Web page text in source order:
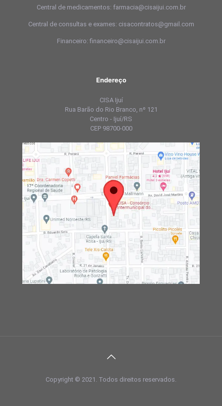
Central de medicamentos: farmacia@cisaijui.com.br
Central de consultas e exames: cisacontratos@gmail.com
Financeiro: financeiro@cisaijui.com.br
Endereço
CISA Ijuí
Rua Barão do Rio Branco, nº 121
Centro - Ijuí/RS
CEP 98700-000
Copyright © 2021. Todos direitos reservados.